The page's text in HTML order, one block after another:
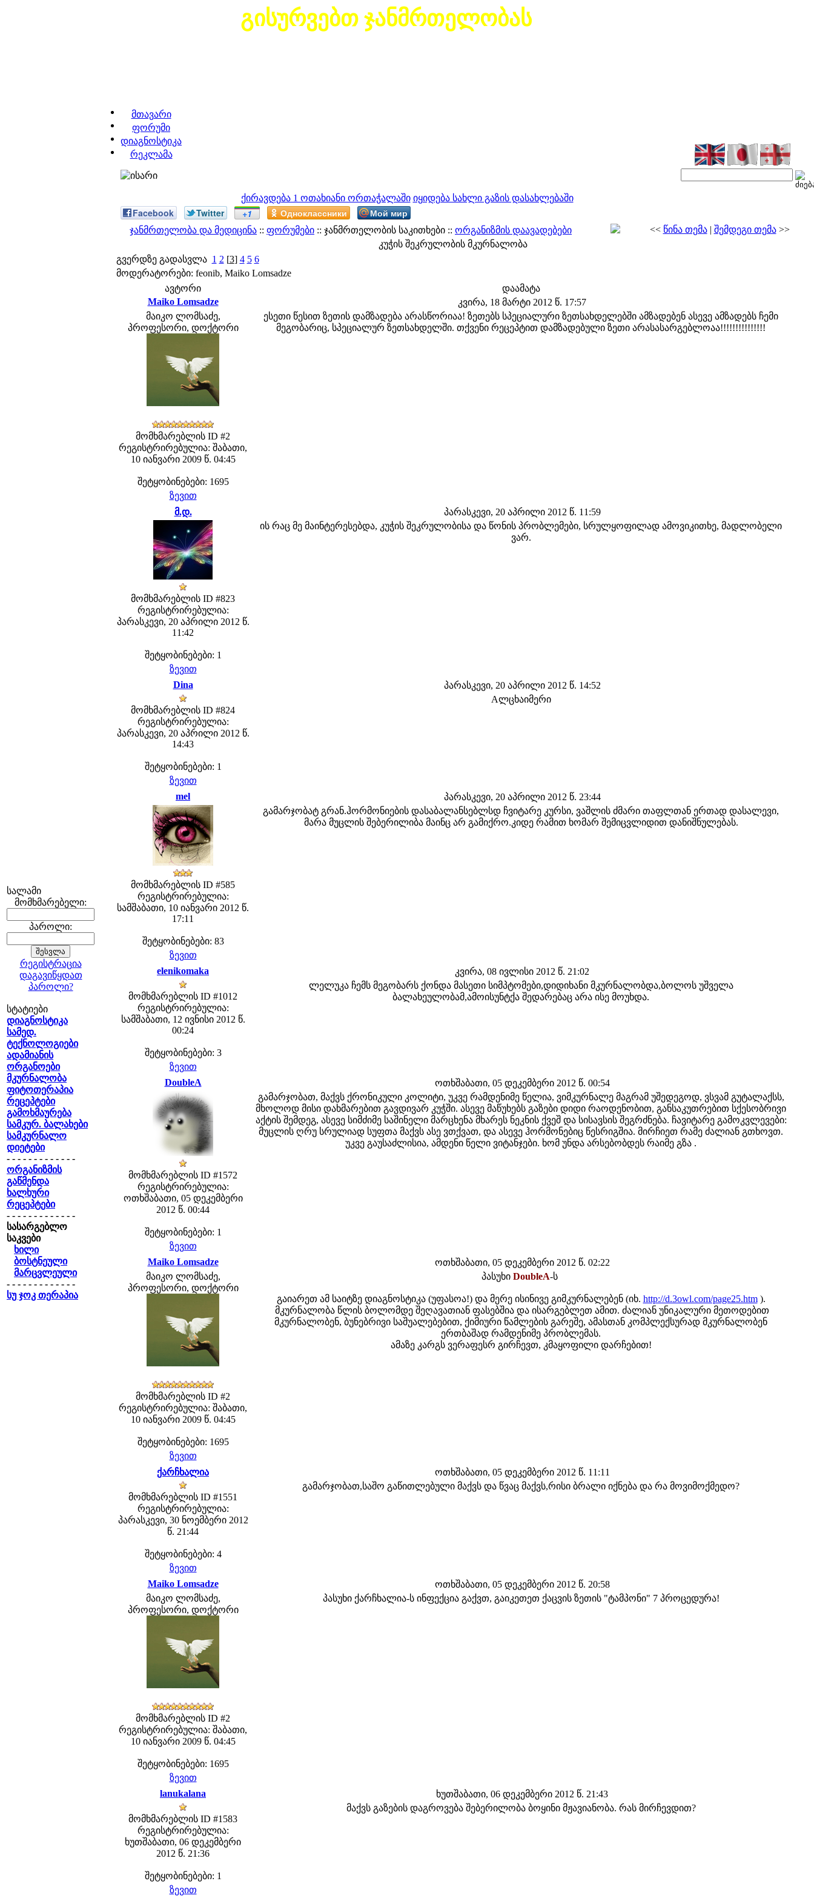
გისურვებთ ჯანმრთელობას
მთავარი
ფორუმი
დიაგნოსტიკა
რეკლამა
ქირავდება 1 ოთახიანი ორთაჭალაში იყიდება სახლი გაზის დასახლებაში
სალამი
მომხმარებელი:
პაროლი:
რეგისტრაცია
დაგავიწყდათ
პაროლი?
სტატიები
დიაგნოსტიკა
სამედ.
ტექნოლოგიები
ადამიანის
ორგანოები
მკურნალობა
ფიტოთერაპია
რეცეპტები
გამოხმაურება
სამკურ. ბალახები
სამკურნალო
დიეტები
- - - - - - - - - - - - -
ორგანიზმის
გაწმენდა
ხალხური
რეცეპტები
- - - - - - - - - - - - -
სასარგებლო
საკვები
ხილი
ბოსტნეული
მარცვლეული
- - - - - - - - - - - - -
სუ ჯოკ თერაპია
Facebook Twitter +1 Одноклассники Мой мир
ჯანმრთელობა და მედიცინა :: ფორუმები :: ჯანმრთელობის საკითხები :: ორგანიზმის დაავადებები << წინა თემა| შემდეგი თემა>>
კუჭის შეკრულობის მკურნალობა
გვერდზე გადასვლა 1 2 [3] 4 5 6
მოდერატორები: feonib, Maiko Lomsadze
ავტორი
დაამატა
Maiko Lomsadze
კვირა, 18 მარტი 2012 წ. 17:57
მაიკო ლომსაძე,
პროფესორი, დოქტორი
მომხმარებლის ID #2
რეგისტრირებულია: შაბათი,
10 იანვარი 2009 წ. 04:45
შეტყობინებები: 1695
ესეთი წესით ზეთის დამზადება არასწორიაა! ზეთებს სპეციალური ზეთსახდელებში ამზადებენ ასევე ამზადებს ჩემი
მეგობარიც, სპეციალურ ზეთსახდელში. თქვენი რეცეპტით დამზადებული ზეთი არასასარგებლოაა!!!!!!!!!!!!!!!
ზევით
მ.დ.
პარასკევი, 20 აპრილი 2012 წ. 11:59
მომხმარებლის ID #823
რეგისტრირებულია:
პარასკევი, 20 აპრილი 2012 წ.
11:42
შეტყობინებები: 1
ის რაც მე მაინტერესებდა, კუჭის შეკრულობისა და წონის პრობლემები, სრულყოფილად ამოვიკითხე, მადლობელი
ვარ.
ზევით
Dina
პარასკევი, 20 აპრილი 2012 წ. 14:52
მომხმარებლის ID #824
რეგისტრირებულია:
პარასკევი, 20 აპრილი 2012 წ.
14:43
შეტყობინებები: 1
Aლცხაიმერი
ზევით
mel
პარასკევი, 20 აპრილი 2012 წ. 23:44
მომხმარებლის ID #585
რეგისტრირებულია:
სამშაბათი, 10 იანვარი 2012 წ.
17:11
შეტყობინებები: 83
გამარჯობატ გრან.ჰორმონიების დასაბალანსებლსდ ჩვიტარე კურსი, ვაშლის ძმარი თაფლთან ერთად დასალევი,
მარა მუცლის შებერილიბა მაინც არ გამიქრო.კიდე რამით ხომარ შემიცვლიდით დანიშნულებას.
ზევით
elenikomaka
კვირა, 08 ივლისი 2012 წ. 21:02
მომხმარებლის ID #1012
რეგისტრირებულია:
სამშაბათი, 12 ივნისი 2012 წ.
00:24
შეტყობინებები: 3
ლელუკა ჩემს მეგობარს ქონდა მასეთი სიმპტომები,დიდიხანი მკურნალობდა,ბოლოს უშველა
ბალახეულობამ,ამოისუნტქა შედარებაც არა ისე მოუხდა.
ზევით
DoubleA
ოთხშაბათი, 05 დეკემბერი 2012 წ. 00:54
მომხმარებლის ID #1572
რეგისტრირებულია:
ოთხშაბათი, 05 დეკემბერი
2012 წ. 00:44
შეტყობინებები: 1
გამარჯობათ, მაქვს ქრონიკული კოლიტი, უკვე რამდენიმე წელია, ვიმკურნალე მაგრამ უშედეგოდ, ვსვამ გუტალაქსს,
მხოლოდ მისი დახმარებით გავდივარ კუჭში. ასევე მაწუხებს გაზები დიდი რაოდენობით, განსაკუთრებით სქესობრივი
აქტის შემდეგ, ასევე სიმძიმე საშინელი მარცხენა მხარეს ნეკნის ქვეშ და სისავსის შეგრძნება. ჩავიტარე გამოკვლევები:
მუცლის ღრუ სრულიად სუფთა მაქვს ასე ვთქვათ, და ასევე ჰორმონებიც წესრიგშია. მირჩიეთ რამე ძალიან გთხოვთ.
უკვე გაუსაძლისია, ამდენი წელი ვიტანჯები. ხომ უნდა არსებობდეს რაიმე გზა .
ზევით
Maiko Lomsadze
ოთხშაბათი, 05 დეკემბერი 2012 წ. 02:22
მაიკო ლომსაძე,
პროფესორი, დოქტორი
მომხმარებლის ID #2
რეგისტრირებულია: შაბათი,
10 იანვარი 2009 წ. 04:45
შეტყობინებები: 1695
პასუხი DoubleA-ს
გაიარეთ ამ საიტზე დიაგნოსტიკა (უფასოა!) და მერე ისინივე გიმკურნალებენ (იხ. http://d.3owl.com/page25.htm).
მკურნალობა წლის ბოლომდე შეღავათიან ფასებშია და ისარგებლეთ ამით. ძალიან უნიკალური მეთოდებით
მკურნალობენ, ბუნებრივი საშუალებებით, ქიმიური წამლების გარეშე, ამასთან კომპლექსურად მკურნალობენ
ერთბაშად რამდენიმე პრობლემას.
ამაზე კარგს ვერაფესრ გირჩევთ, კმაყოფილი დარჩებით!
ზევით
ქარჩხალია
ოთხშაბათი, 05 დეკემბერი 2012 წ. 11:11
მომხმარებლის ID #1551
რეგისტრირებულია:
პარასკევი, 30 ნოემბერი 2012
წ. 21:44
შეტყობინებები: 4
გამარჯობათ,საშო გაწითლებული მაქვს და წვაც მაქვს,რისი ბრალი იქნება და რა მოვიმოქმედო?
ზევით
Maiko Lomsadze
ოთხშაბათი, 05 დეკემბერი 2012 წ. 20:58
მაიკო ლომსაძე,
პროფესორი, დოქტორი
მომხმარებლის ID #2
რეგისტრირებულია: შაბათი,
10 იანვარი 2009 წ. 04:45
შეტყობინებები: 1695
პასუხი ქარჩხალია-ს ინფექცია გაქვთ, გაიკეთეთ ქაცვის ზეთის "ტამპონი" 7 პროცედურა!
ზევით
lanukalana
ხუთშაბათი, 06 დეკემბერი 2012 წ. 21:43
მომხმარებლის ID #1583
რეგისტრირებულია:
ხუთშაბათი, 06 დეკემბერი
2012 წ. 21:36
შეტყობინებები: 1
მაქვს გაზების დაგროვება შებერილობა ბოყინი მჟავიანობა. რას მირჩევდით?
ზევით